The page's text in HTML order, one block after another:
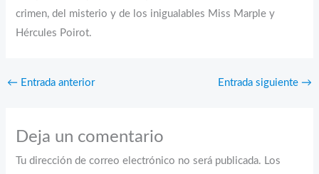
crimen, del misterio y de los inigualables Miss Marple y
Hércules Poirot.
← Entrada anterior Entrada siguiente →
Deja un comentario
Tu dirección de correo electrónico no será publicada. Los